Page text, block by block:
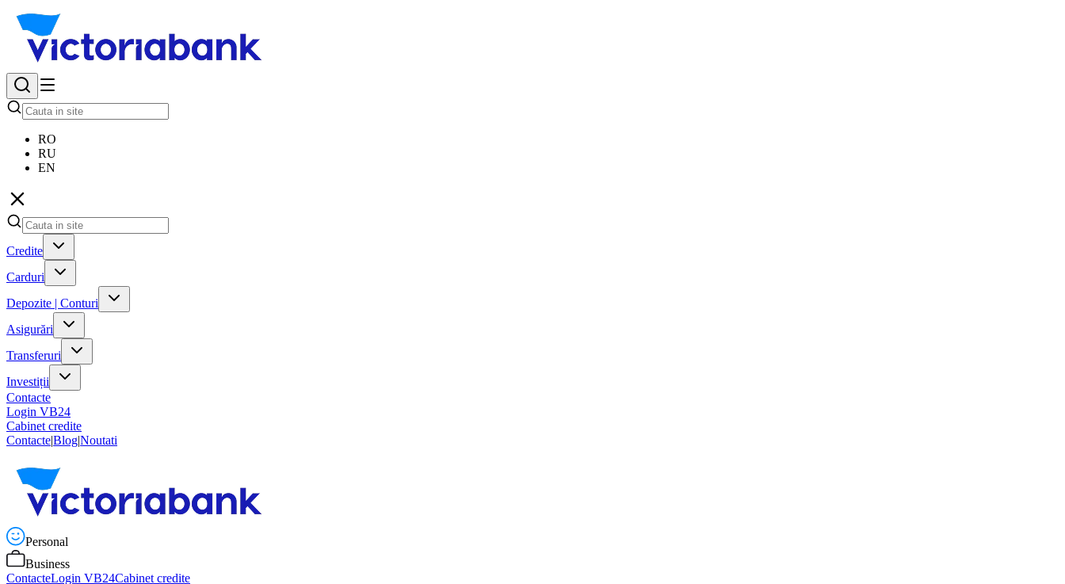
RO
RU
EN
Credite
Carduri
Depozite | Conturi
Asigurări
Transferuri
Investiții
Contacte
Login VB24
Cabinet credite
Contacte|Blog|Noutati
Personal
Business
ContacteLogin VB24Cabinet credite